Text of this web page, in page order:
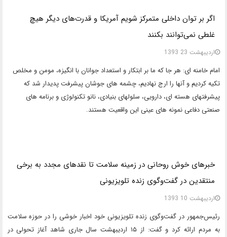
اگر بر توان داخلی متمرکز شویم آمریکا و قدرت‌های دیگر هیچ
غلطی نمی‌توانند بکنند
ارديبهشت 23 1393
امام خامنه ای: هر جا که ما بر ابتکار و استعداد جوانان با انگیزه، مومن و مخلص
تکیه کردیم و آنها را ارج نهادیم، چشمه های جوشان پیشرفت پدیدار شد که
پیشرفتهای هسته ای، دارویی، سلولهای بنیادی، نانو تکنولوژی و برنامه های
صنعتی دفاعی نمونه های عینی این واقعیت هستند.
خبرهای خوش روحانی در زمینه سلامت تا نقدهای مجدد به برخی
منتقدین در گفت‌وگوی زنده تلویزیونی
ارديبهشت 10 1393
رئیس‌جمهور در گفت‌وگوی زنده تلویزیونی خود اخبار خوشی را در حوزه سلامت
به مردم ارائه کرد و گفت: از ۱۵ اردیبهشت سال جاری شاهد آغاز تحولی در